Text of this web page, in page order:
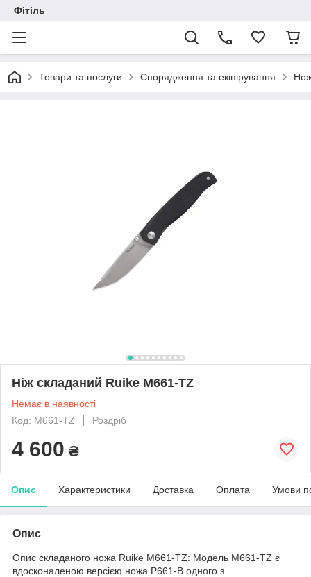
Фітіль
Товари та послуги Спорядження та екіпірування
Ніж складаний Ruike M661-TZ
Немає в наявності
Код: M661-TZ
Роздріб
4 600 ₴
Опис Характеристики Доставка Оплата Умови
Опис
Опис складаного ножа Ruike M661-TZ: Модель M661-TZ є
вдосконаленою версією ножа P661-B одного з